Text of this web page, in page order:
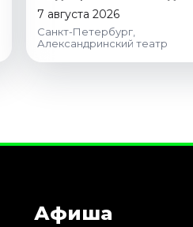
7 августа 2026
Санкт-Петербург,
Александринский театр
Афиша